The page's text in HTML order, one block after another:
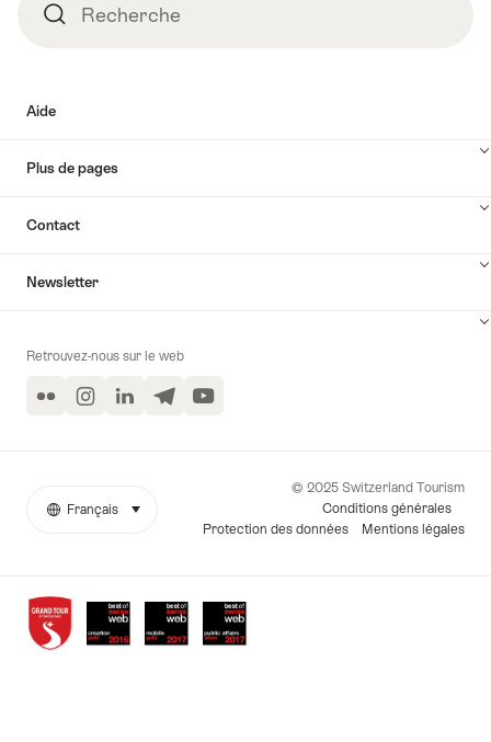
RechercheRecherche
Aide
Plus de pages
Contact
Newsletter
Retrouvez-nous sur le web
Flickr InstagramLinkedInTelegramYouTube
Awards
More
© 2025 Switzerland Tourism
Conditions générales
Protection des données
Mentions légales
Langue
Français sélectionner (cliquer pour afficher)